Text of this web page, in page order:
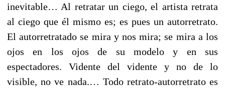
inevitable… Al retratar un ciego, el artista retrata
al ciego que él mismo es; es pues un autorretrato.
El autorretratado se mira y nos mira; se mira a los
ojos en los ojos de su modelo y en sus
espectadores. Vidente del vidente y no de lo
visible, no ve nada.… Todo retrato-autorretrato es